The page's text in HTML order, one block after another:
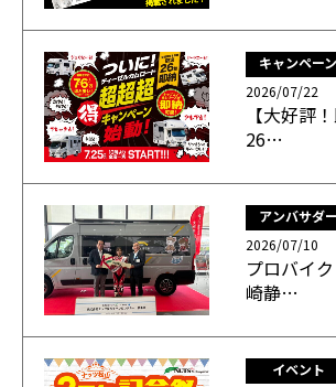
キャンペーン
2026/07/22
【大好評
26…
アンバサダ
2026/07/10
プロバイ
崎静…
イベント